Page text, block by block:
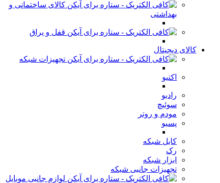
کالای ساختمانی و
بهداشتی
قفل و یراق
کالای دیجیتال
تجهیزات شبکه
اکتیو
رادیو
سوئیچ
مودم و روتر
پسیو
کابل شبکه
رک
ابزار شبکه
تجهیزات جانبی شبکه
لوازم جانبی موبایل